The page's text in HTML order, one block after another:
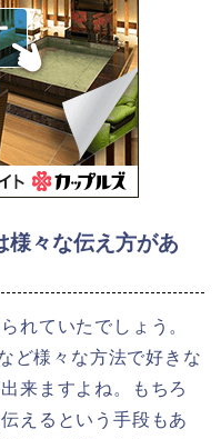
様々な伝え方があ
れていたでしょう。
ど様々な方法で好きな
来ますよね。もちろ
えるという手段もあ